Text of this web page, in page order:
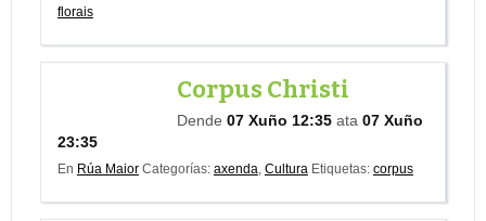
florais
Corpus Christi
Dende 07 Xuño 12:35 ata 07 Xuño
23:35
En Rúa Maior Categorías: axenda, Cultura Etiquetas: corpus